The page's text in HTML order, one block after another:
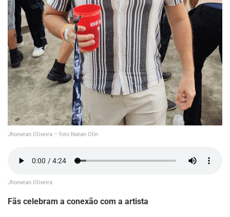
Jhonatan Oliveira – foto Natan Olín
Jhonatan Oliveira
Fãs celebram a conexão com a artista